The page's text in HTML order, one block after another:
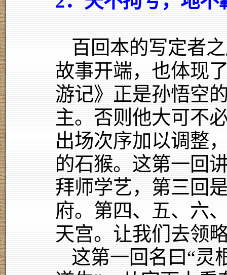
百回本的写定者
故事开端，也体现
游记》正是孙悟空
主。否则他大可不
出场次序加以调整
的石猴。这第一回
拜师学艺，第三回
府。第四、五、六
天宫。让我们去领
这第一回名曰“灵